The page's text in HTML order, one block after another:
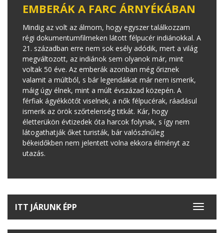
EMBERÁK A FARC ÁRNYÉKÁBAN
Mindig az volt az álmom, hogy egyszer találkozzam
régi dokumentumfilmeken látott félpucér indiánokkal. A
21. században erre nem sok esély adódik, mert a világ
megváltozott, az indiánok sem olyanok már, mint
voltak 50 éve. Az emberák azonban még őriznek
valamit a múltból, s bár legendáikat már nem ismerik,
máig úgy élnek, mint a múlt évszázad közepén. A
férfiak ágyékkötőt viselnek, a nők félpucérak, ráadásul
ismerik az örök szőrtelenség titkát. Kár, hogy
életterükön évtizedek óta harcok folynak, s így nem
látogathatják őket turisták, bár valószínűleg
békeidőkben nem jelentett volna ekkora élményt az
utazás.
Toggle
ITT JÁRUNK ÉPP